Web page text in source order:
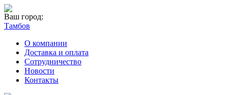
Ваш город:
Тамбов
О компании
Доставка и оплата
Сотрудничество
Новости
Контакты